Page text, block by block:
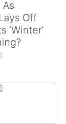
As
Off
‘Winter’